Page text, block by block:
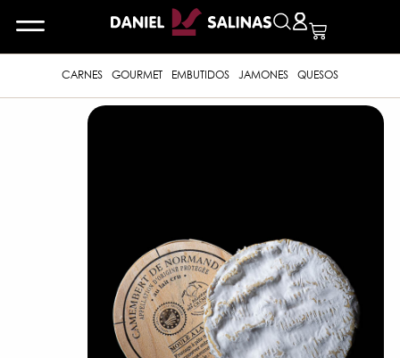
CARNES GOURMET EMBUTIDOS JAMONES QUESOS